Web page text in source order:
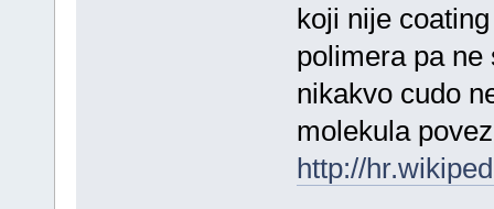
koji nije
polimera pa ne
nikakvo cudo
molekula
http://